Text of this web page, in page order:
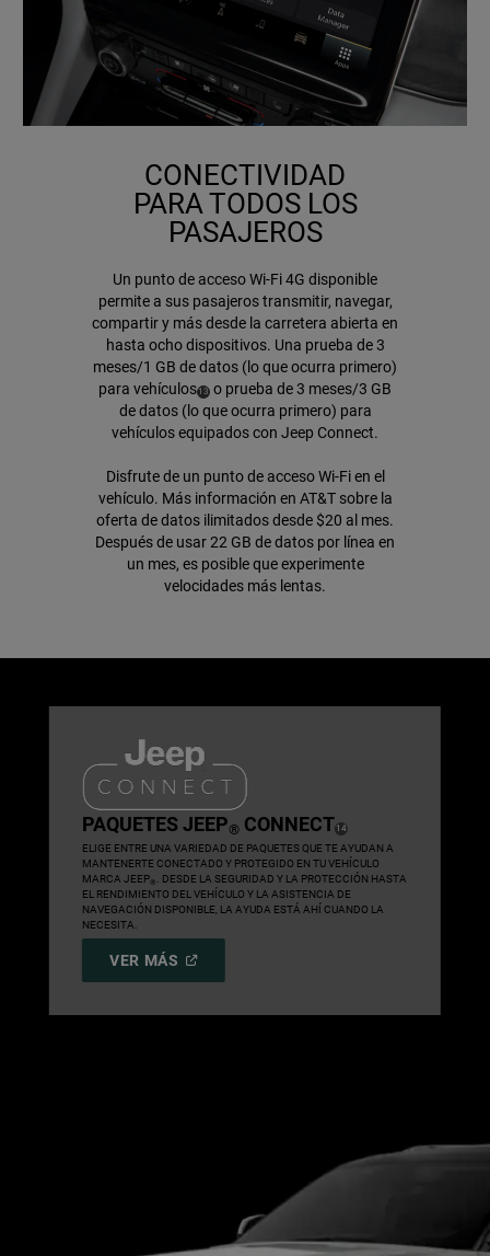
CONECTIVIDAD
PARA TODOS LOS
PASAJEROS
Un punto de acceso Wi-Fi 4G disponible
permite a sus pasajeros transmitir, navegar,
compartir y más desde la carretera abierta en
hasta ocho dispositivos. Una prueba de 3
meses/1 GB de datos (lo que ocurra primero)
para vehículos( Disclosure
13) o prueba de 3 meses/3 GB
de datos (lo que ocurra primero) para
vehículos equipados con Jeep Connect.
Disfrute de un punto de acceso Wi-Fi en el
vehículo. Más información en AT&Tsobre la
oferta de datos ilimitados desde $20 al mes.
Después de usar 22 GB de datos por línea en
un mes, es posible que experimente
velocidades más lentas.
,PAQUETES JEEP® CONNECT( DISCLOSURE
14)
,ELIGE ENTRE UNA VARIEDAD DE PAQUETES QUE TE AYUDAN A
MANTENERTE CONECTADO Y PROTEGIDO EN TU VEHÍCULO
MARCA JEEP®
. DESDE LA SEGURIDAD Y LA PROTECCIÓN HASTA
EL RENDIMIENTO DEL VEHÍCULO Y LA ASISTENCIA DE
NAVEGACIÓN DISPONIBLE, LA AYUDA ESTÁ AHÍ CUANDO LA
NECESITA.
,
VER MÁS OPEN
WINDOW)